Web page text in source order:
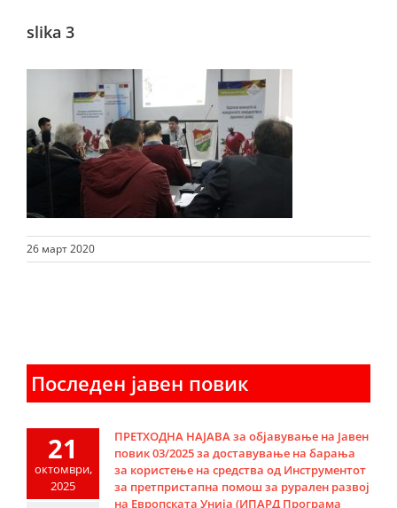
slika 3
26 март 2020
Последен јавен повик
21
октомври,
2025
ПРЕТХОДНА НАЈАВА за објавување на Јавен
повик 03/2025 за доставување на барања
за користење на средства од Инструментот
за претпристапна помош за рурален развој
на Европската Унија (ИПАРД Програма